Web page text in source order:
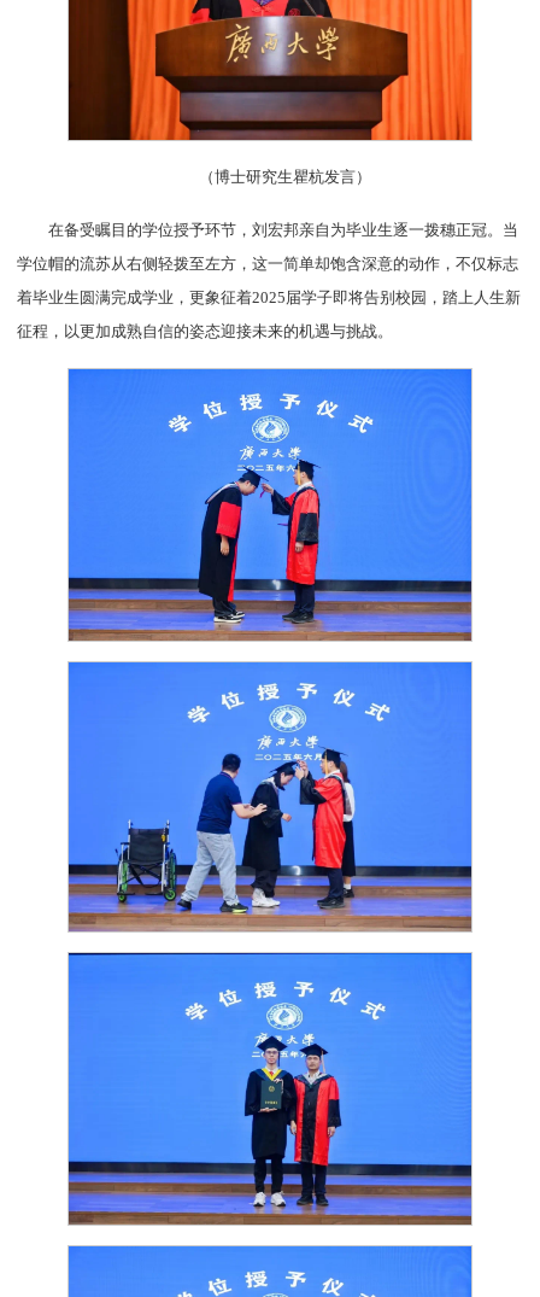
（博士研究生瞿杭发言）
在备受瞩目的学位授予环节，刘宏邦亲自为毕业生逐一拨穗正冠。当
学位帽的流苏从右侧轻拨至左方，这一简单却饱含深意的动作，不仅标志
着毕业生圆满完成学业，更象征着2025届学子即将告别校园，踏上人生新
征程，以更加成熟自信的姿态迎接未来的机遇与挑战。